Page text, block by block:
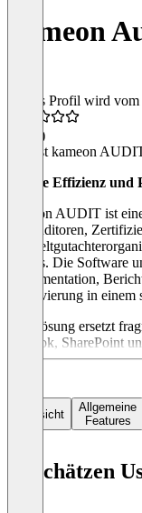
kameon
Dieses Profil wird
(2)
Was ist kameon
Bringe Effizienz
kameon AUDIT ist
für Auditoren,
Audits. Die Software
Dokumentation,
Archivierung in
Die Lösung ersetzt
Outlook, SharePoint
nachvollziehbaren
und offlinefähige
Anwender,kameon
Übersicht
Allgemeine
Features
So schätzen